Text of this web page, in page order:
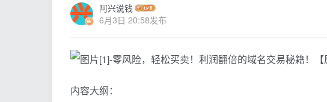
阿兴说钱
6月3日 20:58发布
内容大纲：